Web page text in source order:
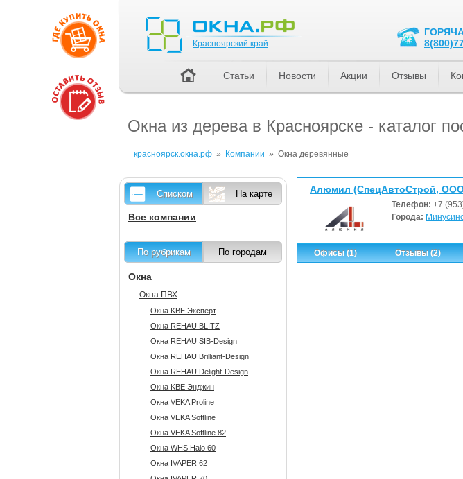
Окна из дерева в Красноярске - каталог
красноярск.окна.рф » Компании » Окна деревянные
Алюмил (СпецАвтоСтрой,
Телефон: +7
Города:
Офисы (1) Отзывы (2)
Списком На карте
Все компании
По рубрикам По городам
Окна
Окна ПВХ
Окна KBE Эксперт
Окна REHAU BLITZ
Окна REHAU SIB-Design
Окна REHAU Brilliant-Design
Окна REHAU Delight-Design
Окна KBE Энджин
Окна VEKA Proline
Окна VEKA Softline
Окна VEKA Softline 82
Окна WHS Halo 60
Окна IVAPER 62
Красноярский край
Статьи Новости Акции Отзывы